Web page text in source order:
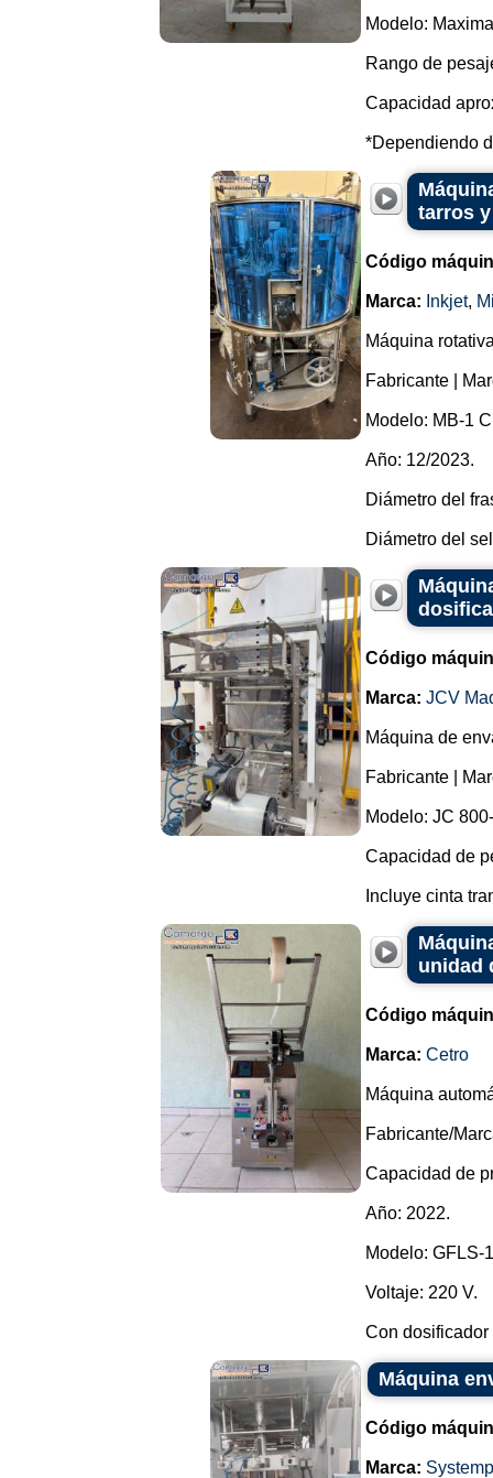
Modelo:
Rango de
Capacidad
*Dependiendo
tarros
Código
Marca: Inkjet,
Máquina
Fabricante |
Modelo: MB-1
Año: 12/2023.
Diámetro del
Diámetro del
Código
Marca: JCV
Máquina de
Fabricante |
Modelo: JC
Capacidad de
Incluye cinta
unidad
Código
Marca: Cetro
Máquina
Fabricante/
Capacidad de
Año: 2022.
Modelo: GFLS-
Voltaje: 220 V.
Con dosificador
Máquina
Código
Marca: